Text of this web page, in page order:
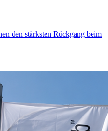
den stärksten Rückgang beim